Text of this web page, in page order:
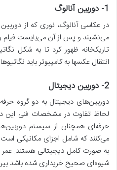
1- دوربین آنالوگ
در عکاسی آنالوگ، نوری که از
می‌نشیند و پس از آن می‌بایست فیلم
تاریکخانه ظهور کرد تا به شکل
انتقال عکسها به کامپیوتر باید
2- دوربین دیجیتال
دوربین‌های دیجیتال به دو گروه
لحاظ تفاوت در مشخصات فنی این
می‌کنند که شامل اجزای مکانیکی
به صورت کامل دیجیتالی هستند. عمر
شیوه‌ای صحیح خریداری شده باشد بین ۳۶ تا ۴۸ ماه